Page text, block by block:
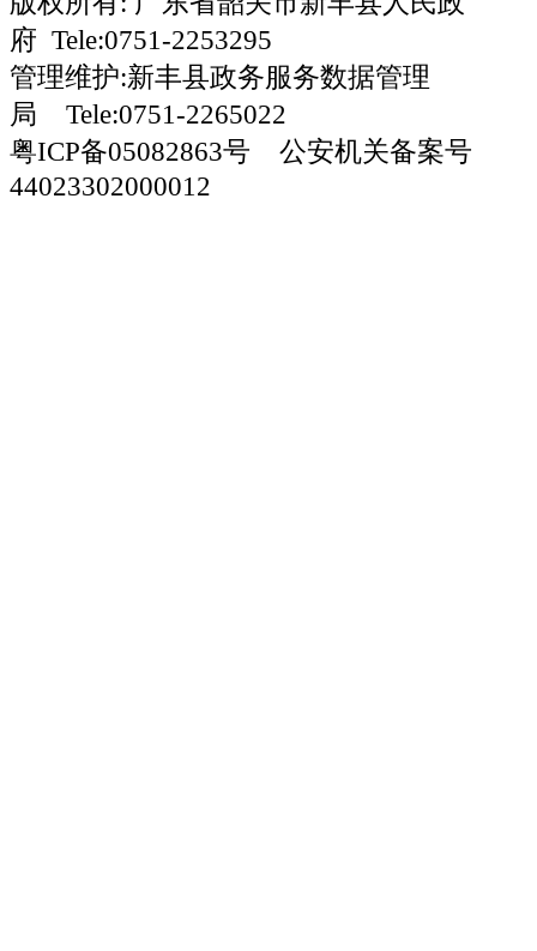
府 Tele:0751-2253295
管理维护:新丰县政务服务数据管理
局 Tele:0751-2265022
粤ICP备05082863号 公安机关备案号
44023302000012